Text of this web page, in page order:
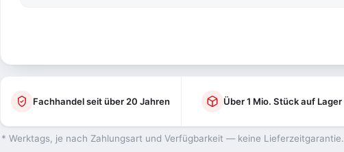
Fachhandel seit über 20 Jahren Über 1 Mio. Stück auf Lager
* Werktags, je nach Zahlungsart und Verfügbarkeit — keine Lieferzeitgarantie.